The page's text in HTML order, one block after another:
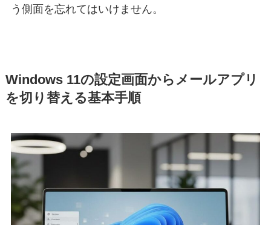
う側面を忘れてはいけません。
Windows 11の設定画面からメールアプリ
を切り替える基本手順